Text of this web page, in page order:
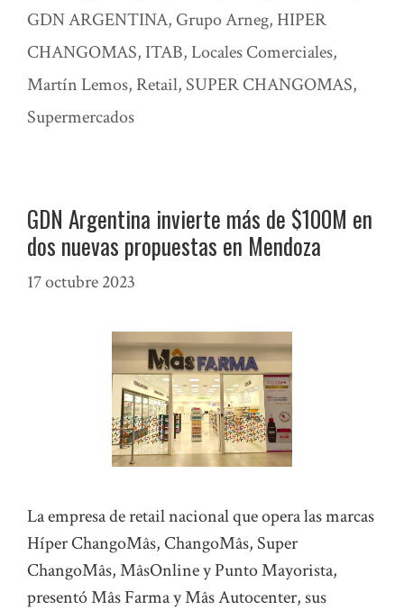
GDN ARGENTINA, Grupo Arneg, HIPER
CHANGOMAS, ITAB,Locales Comerciales,
Martín Lemos, Retail, SUPER CHANGOMAS,
Supermercados
GDN Argentina invierte más de $100M en
dos nuevas propuestas en Mendoza
17 octubre 2023
La empresa de retail nacional que opera las marcas
Híper ChangoMâs, ChangoMâs, Super
ChangoMâs, MâsOnline y Punto Mayorista,
presentó Mâs Farma y Mâs Autocenter, sus